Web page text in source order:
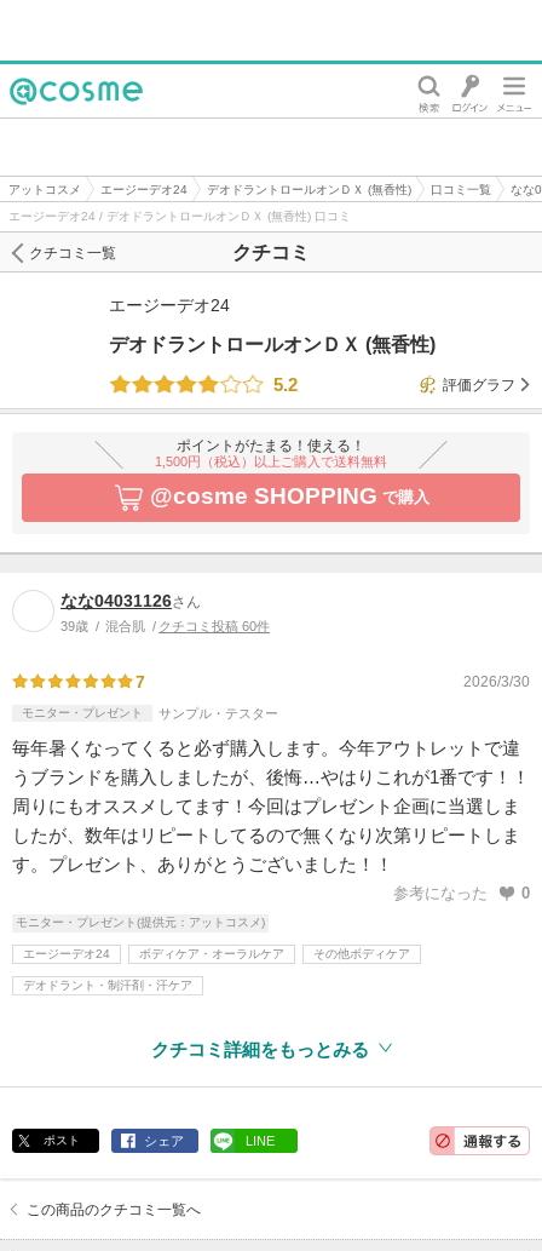
アットコスメ エージーデオ24 デオドラントロールオンＤＸ (無香性) 口コミ一覧
なな
エージーデオ24 / デオドラントロールオンＤＸ (無香性) 口コミ
クチコミ
クチコミ一覧
エージーデオ24
デオドラントロールオンＤＸ (無香性)
5.2
評価グラフ
ポイントがたまる！使える！
1,500円（税込）以上ご購入で送料無料
@cosme SHOPPING で購入
なな04031126さん
39歳 混合肌 クチコミ投稿 60件
7 2026/3/30
モニター・プレゼント サンプル・テスター
毎年暑くなってくると必ず購入します。今年アウトレットで違
うブランドを購入しましたが、後悔…やはりこれが1番です！！
周りにもオススメしてます！今回はプレゼント企画に当選しま
したが、数年はリピートしてるので無くなり次第リピートしま
す。プレゼント、ありがとうございました！！
参考になった 0
モニター・プレゼント(提供元：アットコスメ)
エージーデオ24 ボディケア・オーラルケア その他ボディケア
デオドラント・制汗剤・汗ケア
クチコミ詳細をもっとみる
ポスト シェア LINE
この商品のクチコミ一覧へ